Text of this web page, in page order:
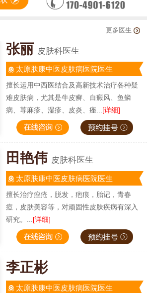
更多医生
张丽 皮肤科医生
太原肤康中医皮肤病医院医生
擅长运用中西医结合及高新技术治疗各种疑
难皮肤病，尤其是牛皮癣、白癜风、鱼鳞
病、荨麻疹、湿疹、皮炎、痤... [详细]
田艳伟 皮肤科医生
太原肤康中医皮肤病医院医生
擅长治疗痤疮，脱发，疤痕，胎记，青春
痘，皮肤美容等，对顽固性皮肤疾病有深入
研究。... [详细]
李正彬
太原肤康中医皮肤病医院医生